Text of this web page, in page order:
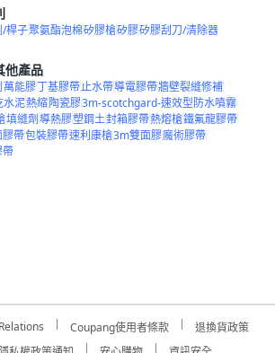
/桿子聚氨酯泡棉矽膠槍矽膠矽膠刮刀/清除器
他產品
萬能膠丁基膠帶止水帶導電膠帶牆壁裂縫修補
水泥熱縮陶瓷膠3m-scotchgard-速效型防水噴霧
填縫劑導熱膠塑鋼土封箱膠帶熱熔槍鐵氟龍膠帶
膠帶包裝膠帶速利康槍3m雙面膠魔術膠帶
帶
Coupang使用者條款
退換貨政策